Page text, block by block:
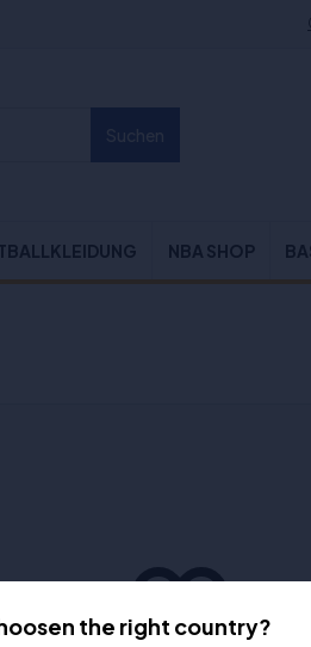
NBA SHOP
the right country?